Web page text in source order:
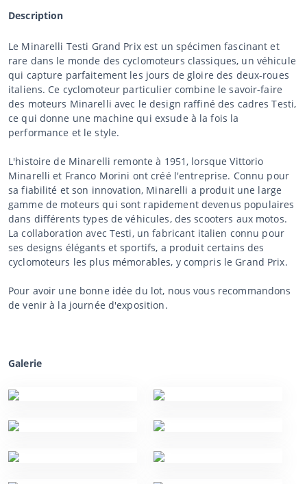
Description
Le Minarelli Testi Grand Prix est un spécimen fascinant et
rare dans le monde des cyclomoteurs classiques, un véhicule
qui capture parfaitement les jours de gloire des deux-roues
italiens. Ce cyclomoteur particulier combine le savoir-faire
des moteurs Minarelli avec le design raffiné des cadres Testi,
ce qui donne une machine qui exsude à la fois la
performance et le style.
L'histoire de Minarelli remonte à 1951, lorsque Vittorio
Minarelli et Franco Morini ont créé l'entreprise. Connu pour
sa fiabilité et son innovation, Minarelli a produit une large
gamme de moteurs qui sont rapidement devenus populaires
dans différents types de véhicules, des scooters aux motos.
La collaboration avec Testi, un fabricant italien connu pour
ses designs élégants et sportifs, a produit certains des
cyclomoteurs les plus mémorables, y compris le Grand Prix.
Pour avoir une bonne idée du lot, nous vous recommandons
de venir à la journée d'exposition.
Galerie